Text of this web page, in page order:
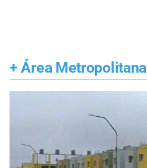
+ Área Metropolitana